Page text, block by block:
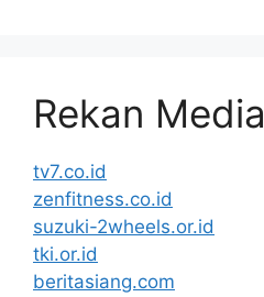
Rekan Media
tv7.co.id
zenfitness.co.id
suzuki-2wheels.or.id
tki.or.id
beritasiang.com